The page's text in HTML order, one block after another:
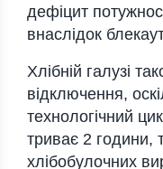
дефіцит
внаслідок
Хлібній галузі
відключення,
технологічний
триває 2 години,
хлібобулочних